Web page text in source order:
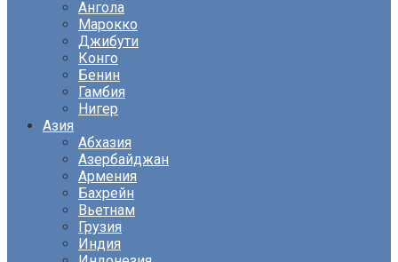
Ангола
Марокко
Джибути
Конго
Бенин
Гамбия
Нигер
Азия
Абхазия
Азербайджан
Армения
Бахрейн
Вьетнам
Грузия
Индия